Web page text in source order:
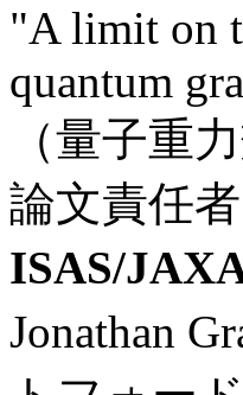
"A limit on
quantum
（量子重
論文責任
ISAS/JAXA
Jonathan